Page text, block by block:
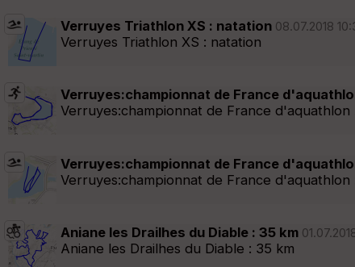
Verruyes Triathlon XS : natation 08.07.2018
Verruyes Triathlon XS : natation
Verruyes:championnat de France
Verruyes:championnat de France
Verruyes:championnat de France
Verruyes:championnat de France d'aquathlon
Aniane les Drailhes du Diable : 35 km
Aniane les Drailhes du Diable : 35 km